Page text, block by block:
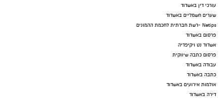
עורכי דין באשדוד
שערים חשמליים באשדוד
Netips -רשת חברתית לחכמת ההמונים
פרסום באשדוד
אשדוד נט ויקיפדיה
פרסום כתבה שיווקית
עבודה באשדוד
כתבה באשדוד
אולמות אירועים באשדוד
דירה באשדוד